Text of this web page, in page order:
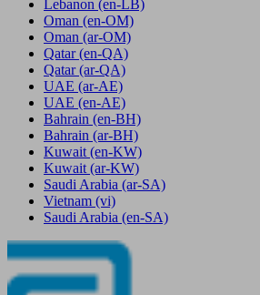
Lebanon (en-LB)
Oman (en-OM)
Oman (ar-OM)
Qatar (en-QA)
Qatar (ar-QA)
UAE (ar-AE)
UAE (en-AE)
Bahrain (en-BH)
Bahrain (ar-BH)
Kuwait (en-KW)
Kuwait (ar-KW)
Saudi Arabia (ar-SA)
Vietnam (vi)
Saudi Arabia (en-SA)